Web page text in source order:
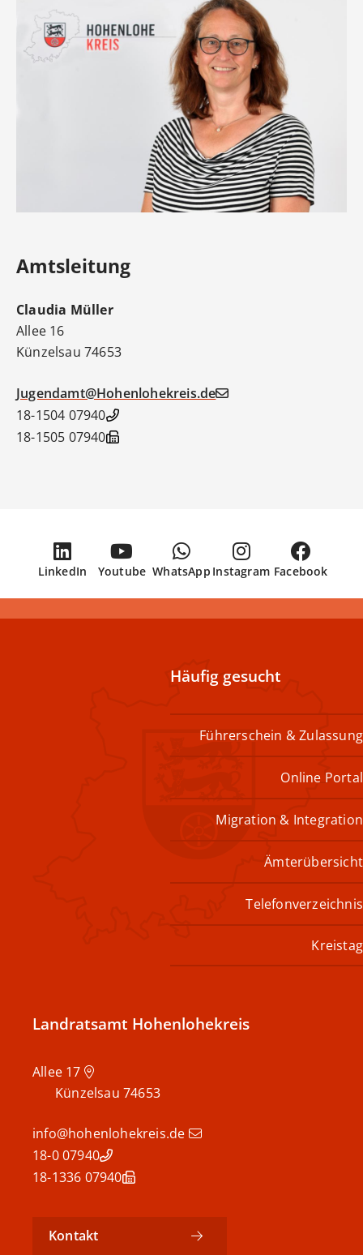
Amtsleitung
Claudia Müller
Allee 16
74653
Künzelsau
Jugendamt@Hohenlohekreis.de
07940 18-1504
07940 18-1505
Facebook
Instagram
WhatsApp
Youtube
LinkedIn
Häufig gesucht
Führerschein & Zulassung
Online Portal
Migration & Integration
Ämterübersicht
Telefonverzeichnis
Kreistag
Landratsamt Hohenlohekreis
74653
Künzelsau
info@hohenlohekreis.de
07940 18-0
07940 18-1336
Kontakt